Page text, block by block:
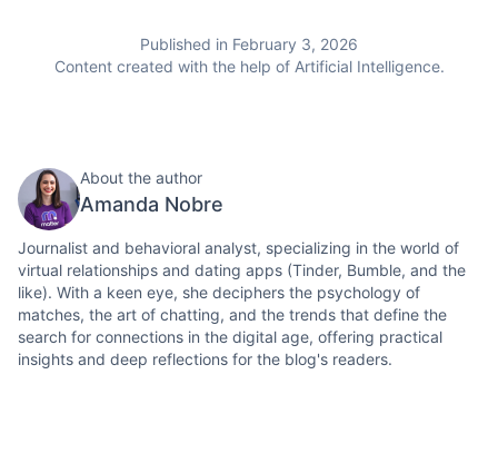
Published in February 3, 2026
Content created with the help of Artificial Intelligence.
About the author
Amanda Nobre
Journalist and behavioral analyst, specializing in the world of
virtual relationships and dating apps (Tinder, Bumble, and the
like). With a keen eye, she deciphers the psychology of
matches, the art of chatting, and the trends that define the
search for connections in the digital age, offering practical
insights and deep reflections for the blog's readers.